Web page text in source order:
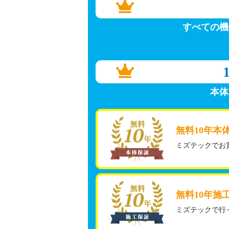
すべての
本
無料10年本
ミズテックで
無料10年施
ミズテックで